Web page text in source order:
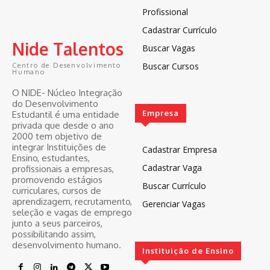
Nide Talentos
Centro de Desenvolvimento
Humano
O NIDE- Núcleo Integração
do Desenvolvimento
Estudantil é uma entidade
privada que desde o ano
2000 tem objetivo de
integrar Instituições de
Ensino, estudantes,
profissionais a empresas,
promovendo estágios
curriculares, cursos de
aprendizagem, recrutamento,
seleção e vagas de emprego
junto a seus parceiros,
possibilitando assim,
desenvolvimento humano.
Profissional
Cadastrar Currículo
Buscar Vagas
Buscar Cursos
Empresa
Cadastrar Empresa
Cadastrar Vaga
Buscar Currículo
Gerenciar Vagas
Instituição de Ensino